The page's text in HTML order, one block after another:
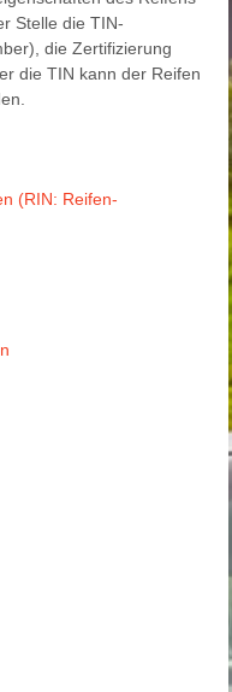
Stelle die TIN-
die Zertifizierung
die TIN kann der Reifen
(RIN: Reifen-